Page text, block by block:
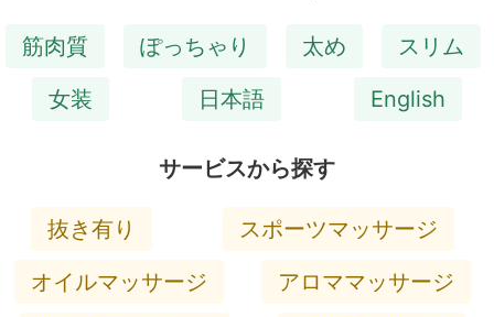
筋肉質 ぽっちゃり 太め
スリム
女装
日本語 English
サービスから探す
抜き有り
スポーツマッサージ
オイルマッサージ
アロママッサージ